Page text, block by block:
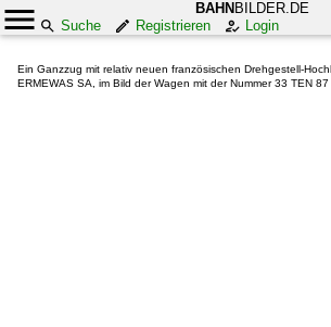
BAHN BILDER.DE
Suche
Registrieren Login
Ein Ganzzug mit relativ neuen französischen Drehgestell-
ERMEWAS SA, im Bild der Wagen mit der Nummer 33 TEN 87